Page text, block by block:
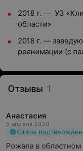
2018 г. — УЗ
области»
2018 г. —
реанимации (с
Отзывы 1
Анастасия
5 апреля 2020
Отзыв подтвержден
Рожала в